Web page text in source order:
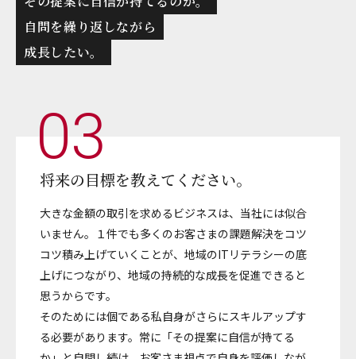
自問を繰り返しながら
成長したい。
03
将来の目標を教えてください。
大きな金額の取引を求めるビジネスは、当社には似合
いません。１件でも多くのお客さまの課題解決をコツ
コツ積み上げていくことが、地域のITリテラシーの底
上げにつながり、地域の持続的な成長を促進できると
思うからです。
そのためには個である私自身がさらにスキルアップす
る必要があります。常に「その提案に自信が持てる